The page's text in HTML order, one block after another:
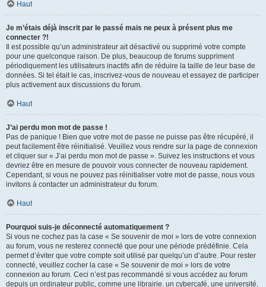
Haut
Je m’étais déjà inscrit par le passé mais ne peux à présent plus me
connecter ?!
Il est possible qu’un administrateur ait désactivé ou supprimé votre compte
pour une quelconque raison. De plus, beaucoup de forums suppriment
périodiquement les utilisateurs inactifs afin de réduire la taille de leur base de
données. Si tel était le cas, inscrivez-vous de nouveau et essayez de participer
plus activement aux discussions du forum.
Haut
J’ai perdu mon mot de passe !
Pas de panique ! Bien que votre mot de passe ne puisse pas être récupéré, il
peut facilement être réinitialisé. Veuillez vous rendre sur la page de connexion
et cliquer sur « J’ai perdu mon mot de passe ». Suivez les instructions et vous
devriez être en mesure de pouvoir vous connecter de nouveau rapidement.
Cependant, si vous ne pouvez pas réinitialiser votre mot de passe, nous vous
invitons à contacter un administrateur du forum.
Haut
Pourquoi suis-je déconnecté automatiquement ?
Si vous ne cochez pas la case « Se souvenir de moi » lors de votre connexion
au forum, vous ne resterez connecté que pour une période prédéfinie. Cela
permet d’éviter que votre compte soit utilisé par quelqu’un d’autre. Pour rester
connecté, veuillez cocher la case « Se souvenir de moi » lors de votre
connexion au forum. Ceci n’est pas recommandé si vous accédez au forum
depuis un ordinateur public, comme une librairie, un cybercafé, une université,